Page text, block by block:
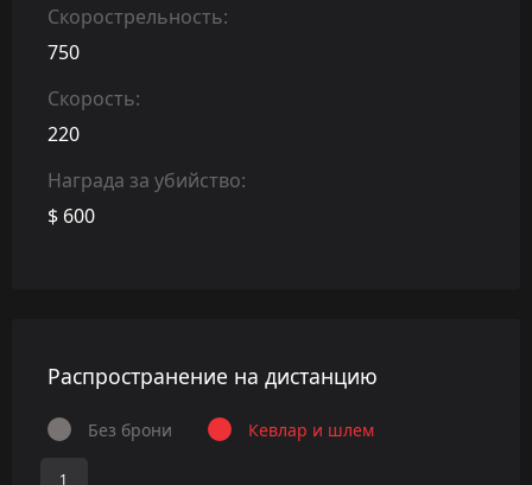
Скорострельность:
750
Скорость:
220
Награда за убийство:
$ 600
Распространение на дистанцию
Без брони Кевлар и шлем
1